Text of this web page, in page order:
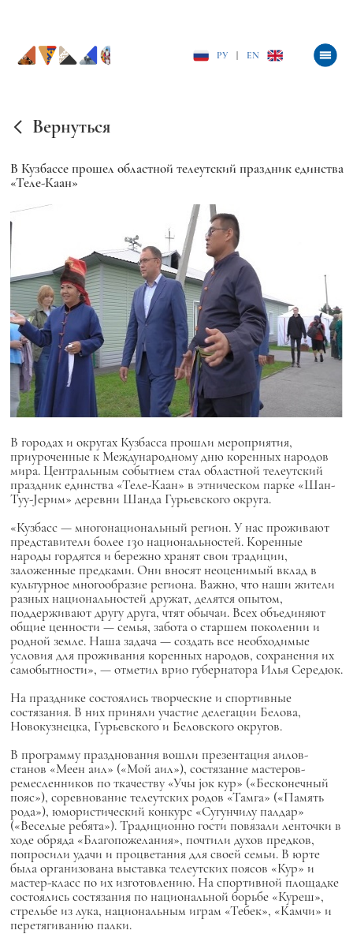
РУ EN
Вернуться
В Кузбассе прошел областной телеутский праздник единства
«Теле-Каан»
В городах и округах Кузбасса прошли мероприятия,
приуроченные к Международному дню коренных народов
мира. Центральным событием стал областной телеутский
праздник единства «Теле-Каан» в этническом парке «Шан-
Туу-Jерим» деревни Шанда Гурьевского округа.
«Кузбасс — многонациональный регион. У нас проживают
представители более 130 национальностей. Коренные
народы гордятся и бережно хранят свои традиции,
заложенные предками. Они вносят неоценимый вклад в
культурное многообразие региона. Важно, что наши жители
разных национальностей дружат, делятся опытом,
поддерживают другу друга, чтят обычаи. Всех объединяют
общие ценности — семья, забота о старшем поколении и
родной земле. Наша задача — создать все необходимые
условия для проживания коренных народов, сохранения их
самобытности», — отметил врио губернатора Илья Середюк.
На празднике состоялись творческие и спортивные
состязания. В них приняли участие делегации Белова,
Новокузнецка, Гурьевского и Беловского округов.
В программу празднования вошли презентация аилов-
станов «Меен аил» («Мой аил»), состязание мастеров-
ремесленников по ткачеству «Учы joк кур» («Бесконечный
пояс»), соревнование телеутских родов «Тамга» («Память
рода»), юмористический конкурс «Сугунчилу палдар»
(«Веселые ребята»). Традиционно гости повязали ленточки в
ходе обряда «Благопожелания», почтили духов предков,
попросили удачи и процветания для своей семьи. В юрте
была организована выставка телеутских поясов «Кур» и
мастер-класс по их изготовлению. На спортивной площадке
состоялись состязания по национальной борьбе «Куреш»,
стрельбе из лука, национальным играм «Тебек», «Камчи» и
перетягиванию палки.